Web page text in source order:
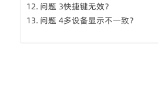
问题 3快捷键无效？
问题 4多设备显示不一致？